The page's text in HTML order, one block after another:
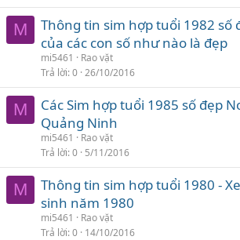
M
Thông tin sim hợp tuổi 1982 số
của các con số như nào là đẹp
mi5461
Rao vặt
Trả lời 0 26/10/2016
M
Các Sim hợp tuổi 1985 số đẹp
Quảng Ninh
mi5461
Rao vặt
Trả lời 0 5/11/2016
M
Thông tin sim hợp tuổi 1980 -
sinh năm 1980
mi5461
Rao vặt
Trả lời 0 14/10/2016